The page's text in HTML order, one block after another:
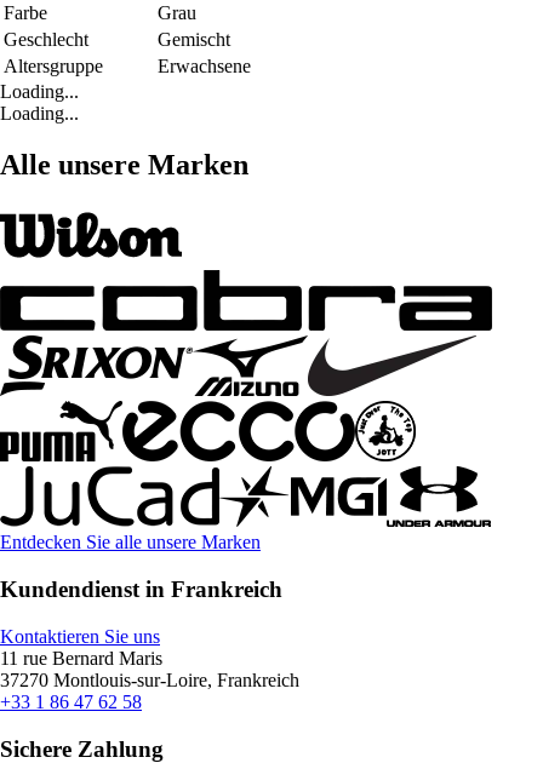
Farbe
Grau
Geschlecht
Gemischt
Altersgruppe
Erwachsene
Loading...
Loading...
Alle unsere Marken
Entdecken Sie alle unsere Marken
Kundendienst in Frankreich
Kontaktieren Sie uns
11 rue Bernard Maris
37270 Montlouis-sur-Loire, Frankreich
+33 1 86 47 62 58
Sichere Zahlung